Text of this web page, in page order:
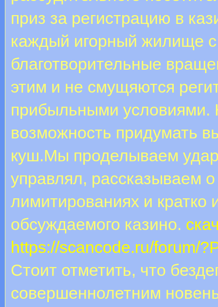
приз за регистрацию в
каждый игорный жилище с
благотворительные
этим и не смущяются
прибыльными условиями.
возможность придумать
куш.Мы проделываем
управлял, рассказываем
лимитированиях и
обсуждаемого казино.
https://scancode.ru/forum/
Стоит отметить, что
совершеннолетним